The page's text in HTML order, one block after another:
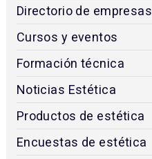
Directorio de empresas
Cursos y eventos
Formación técnica
Noticias Estética
Productos de estética
Encuestas de estética